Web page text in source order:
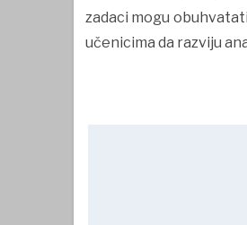
zadaci mogu
učenicima da razviju